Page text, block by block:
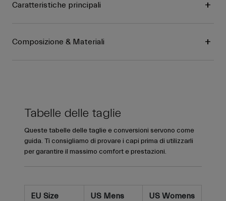
Caratteristiche principali
Composizione & Materiali
Tabelle delle taglie
Queste tabelle delle taglie e conversioni servono come
guida. Ti consigliamo di provare i capi prima di utilizzarli
per garantire il massimo comfort e prestazioni.
EU Size US Mens US Womens